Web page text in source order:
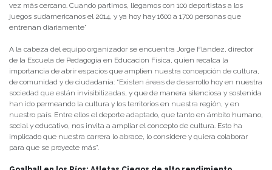
vez más cercano. Cuando partimos, llegamos con 100 deportistas a los
juegos sudamericanos el 2014, y ya hoy hay 1600 a 1700 personas que
entrenan diariamente”
A la cabeza del equipo organizador se encuentra Jorge Flández, director
de la Escuela de Pedagogía en Educación Física, quien recalca la
importancia de abrir espacios que amplíen nuestra concepción de cultura,
de comunidad y de ciudadanía: “Existen áreas de desarrollo hoy en nuestra
sociedad que están invisibilizadas, y que de manera silenciosa y sostenida
han ido permeando la cultura y los territorios en nuestra región, y en
nuestro país. Entre ellos el deporte adaptado, que tanto en ámbito humano,
social y educativo, nos invita a ampliar el concepto de cultura. Esto ha
implicado que nuestra carrera lo abrace, lo considere y quiera colaborar
para que se proyecte más”.